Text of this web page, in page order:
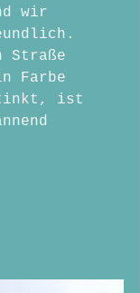
wir
Straße
Farbe
ist